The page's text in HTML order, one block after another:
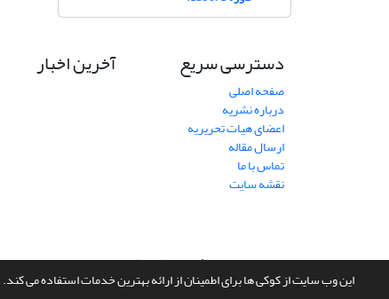
این وب سایت از کوکی ها برای اطمینان از ارائه بهترین خدمات استفاده می کند.
دسترسی سریع
صفحه اصلی
درباره نشریه
اعضای هیات تحریریه
ارسال مقاله
تماس با ما
نقشه سایت
آخرین اخبار
سامانه مدیریت نشریات علمی.طراحی و پیاده سازی ازسیناوب